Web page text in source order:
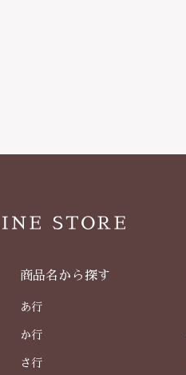
商品名から探す
あ行
か行
さ行